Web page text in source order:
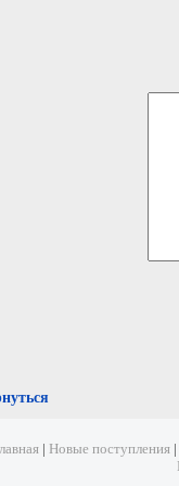
Новые поступления